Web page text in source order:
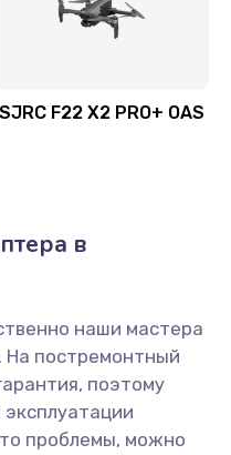
SJRC F22 X2 PRO+ OAS
в
наши мастера
На постремонтный
поэтому
проблемы, можно